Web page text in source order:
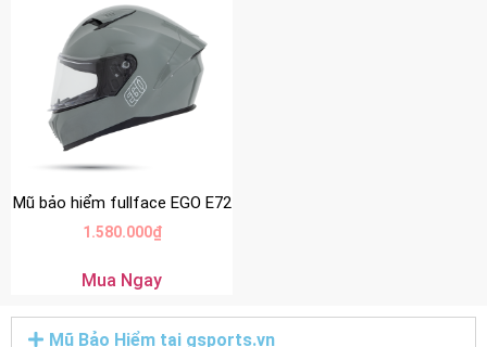
Mũ bảo hiểm fullface EGO E72
1.580.000₫
Mua Ngay
Mũ Bảo Hiểm tại gsports.vn